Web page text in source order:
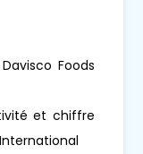
Foods
et chiffre